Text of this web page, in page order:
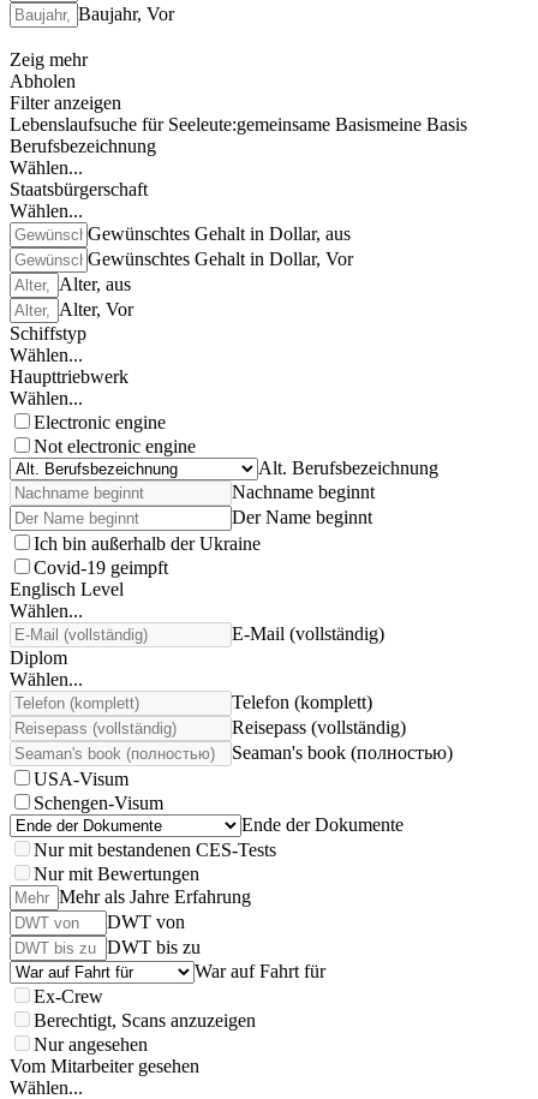
Baujahr, Vor
Zeig mehr
Abholen
Filter anzeigen
Lebenslaufsuche für Seeleute:gemeinsame Basismeine Basis
Berufsbezeichnung
Wählen...
Staatsbürgerschaft
Wählen...
Gewünschtes Gehalt in Dollar, aus
Gewünschtes Gehalt in Dollar, Vor
Alter, aus
Alter, Vor
Schiffstyp
Wählen...
Haupttriebwerk
Wählen...
Electronic engine
Not electronic engine
Alt. Berufsbezeichnung
Nachname beginnt
Der Name beginnt
Ich bin außerhalb der Ukraine
Covid-19 geimpft
Englisch Level
Wählen...
E-Mail (vollständig)
Diplom
Wählen...
Telefon (komplett)
Reisepass (vollständig)
Seaman's book (полностью)
USA-Visum
Schengen-Visum
Ende der Dokumente
Nur mit bestandenen CES-Tests
Nur mit Bewertungen
Mehr als Jahre Erfahrung
DWT von
DWT bis zu
War auf Fahrt für
Ex-Crew
Berechtigt, Scans anzuzeigen
Nur angesehen
Vom Mitarbeiter gesehen
Wählen...